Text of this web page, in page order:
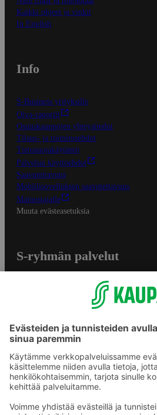
Kaikki ohjeet ja vinkit
In English
Info
S-Business yrityksille
Oiva-raportit
Osuuskauppojen yhteystiedot
Tilaus- ja toimitusehdot
Tietosuojakäytäntö
Palvelun käyttöehdot
Saavutettavuus
Mobiilisovelluksen saavutettavuus
Mainostajalle
Muuta evästeasetuksia
S-ryhmän palvelut
S-ostoslista -sovellus
Prisma.fi
Sokos.fi
S-Pankki
Yhteishyvä
Sokos Hotels
Raflaamo